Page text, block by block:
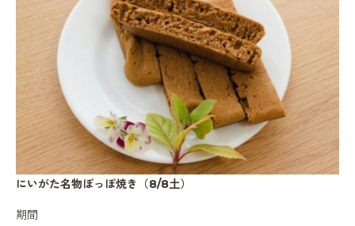
にいがた名物ぽっぽ焼き（8/8土）
期間